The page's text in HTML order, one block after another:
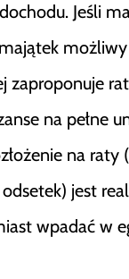
Jeśli
możliwy
zaproponuje
na pełne
na
jest
wpadać w